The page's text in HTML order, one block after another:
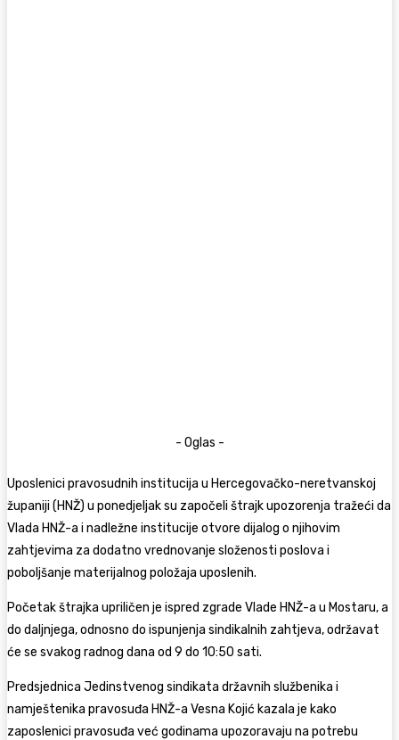
- Oglas -
Uposlenici pravosudnih institucija u Hercegovačko-neretvanskoj
županiji (HNŽ) u ponedjeljak su započeli štrajk upozorenja tražeći da
Vlada HNŽ-a i nadležne institucije otvore dijalog o njihovim
zahtjevima za dodatno vrednovanje složenosti poslova i
poboljšanje materijalnog položaja uposlenih.
Početak štrajka upriličen je ispred zgrade Vlade HNŽ-a u Mostaru, a
do daljnjega, odnosno do ispunjenja sindikalnih zahtjeva, održavat
će se svakog radnog dana od 9 do 10:50 sati.
Predsjednica Jedinstvenog sindikata državnih službenika i
namještenika pravosuđa HNŽ-a Vesna Kojić kazala je kako
zaposlenici pravosuđa već godinama upozoravaju na potrebu